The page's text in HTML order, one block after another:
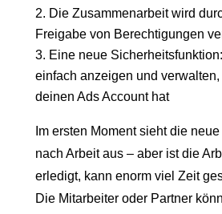
Die Zusammenarbeit wird
Freigabe von Berechtigungen
Eine neue
einfach anzeigen und
deinen Ads Account hat
Im ersten Moment sieht die
nach Arbeit aus – aber ist die
erledigt, kann enorm viel Zeit
Die Mitarbeiter oder Partner